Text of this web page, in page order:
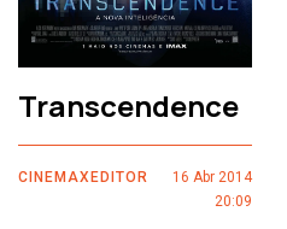
Transcendence
CINEMAXEDITOR
16 Abr 2014
20:09